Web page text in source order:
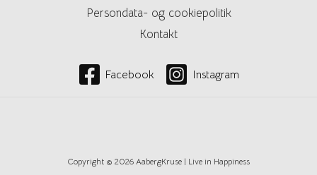
Persondata- og cookiepolitik
Kontakt
Facebook Instagram
Copyright © 2026 AabergKruse | Live in Happiness